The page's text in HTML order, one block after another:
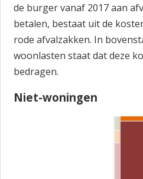
de burger vanaf 2017 aan
betalen, bestaat uit de
rode afvalzakken. In
woonlasten staat dat deze
bedragen.
Niet-woningen